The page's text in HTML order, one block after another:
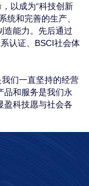
以成为“科技创新
统和完善的生产、
造能力。先后通过
认证、BSCI社会体
们一直坚持的经营
品和服务是我们永
盈科技愿与社会各